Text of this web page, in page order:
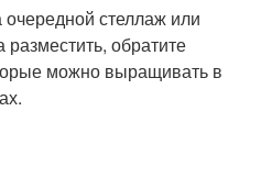
стеллаж или
разместить, обратите
можно выращивать в